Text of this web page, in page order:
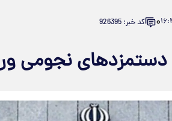
۰ کد خبر: 926395
دستمزدهای نجومی